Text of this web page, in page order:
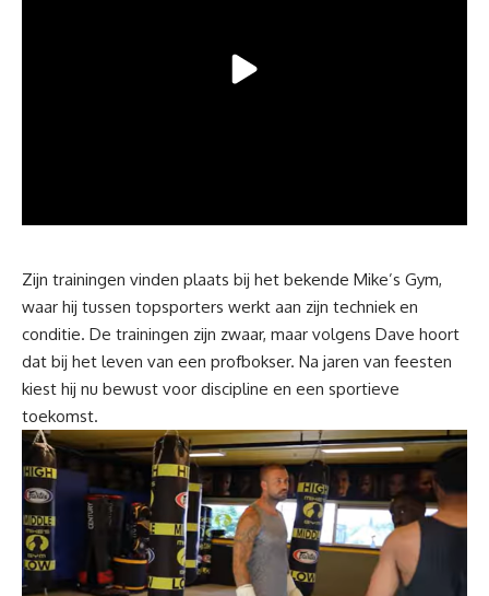
Zijn trainingen vinden plaats bij het bekende Mike’s Gym,
waar hij tussen topsporters werkt aan zijn techniek en
conditie. De trainingen zijn zwaar, maar volgens Dave hoort
dat bij het leven van een profbokser. Na jaren van feesten
kiest hij nu bewust voor discipline en een sportieve
toekomst.